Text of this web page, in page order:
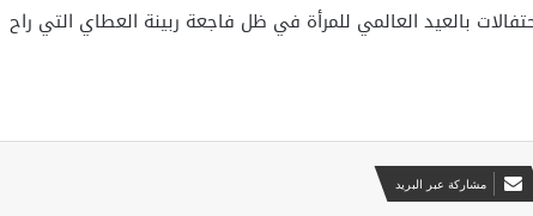
بالعيد العالمي للمرأة في ظل فاجعة ربينة العطاي التي راح
مشاركة عبر البريد